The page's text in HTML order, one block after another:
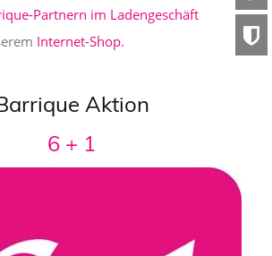
Partnern im Ladengeschäft
Internet-Shop.
Aktion
6 + 1